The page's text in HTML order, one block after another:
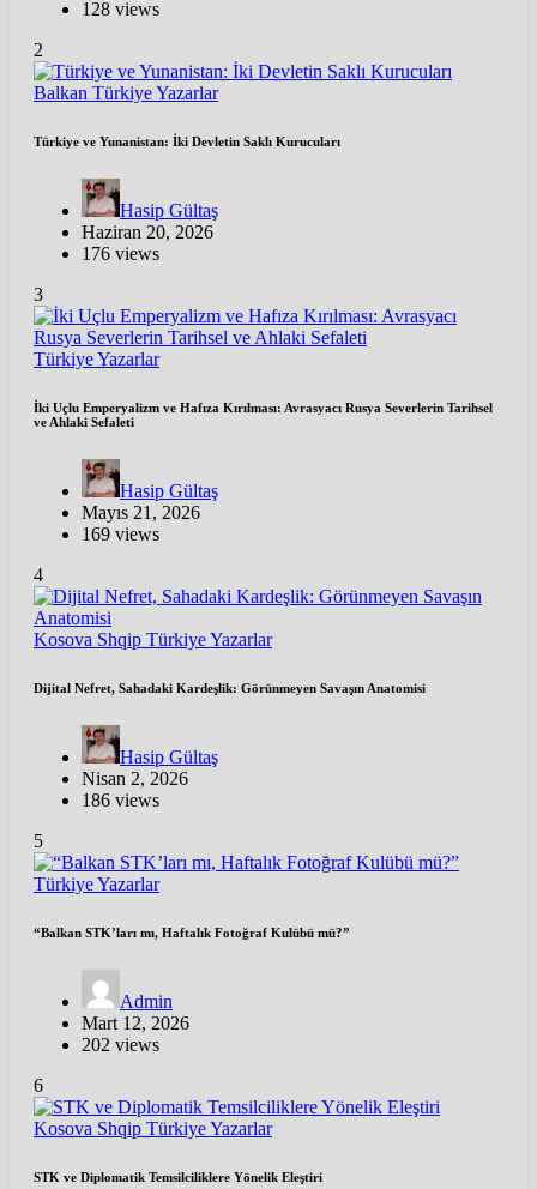
128 views
2
Balkan TürkiyeYazarlar
Türkiye ve Yunanistan: İki Devletin Saklı Kurucuları
Hasip Gültaş
Haziran 20, 2026
176 views
3
TürkiyeYazarlar
İki Uçlu Emperyalizm ve Hafıza Kırılması: Avrasyacı Rusya Severlerin Tarihsel
ve Ahlaki Sefaleti
Hasip Gültaş
Mayıs 21, 2026
169 views
4
Kosova Shqip TürkiyeYazarlar
Dijital Nefret, Sahadaki Kardeşlik: Görünmeyen Savaşın Anatomisi
Hasip Gültaş
Nisan 2, 2026
186 views
5
TürkiyeYazarlar
“Balkan STK’ları mı, Haftalık Fotoğraf Kulübü mü?”
Admin
Mart 12, 2026
202 views
6
Kosova Shqip TürkiyeYazarlar
STK ve Diplomatik Temsilciliklere Yönelik Eleştiri